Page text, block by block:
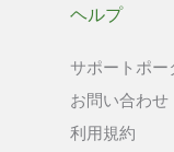
ヘルプ
サポートポー
お問い合わせ
利用規約